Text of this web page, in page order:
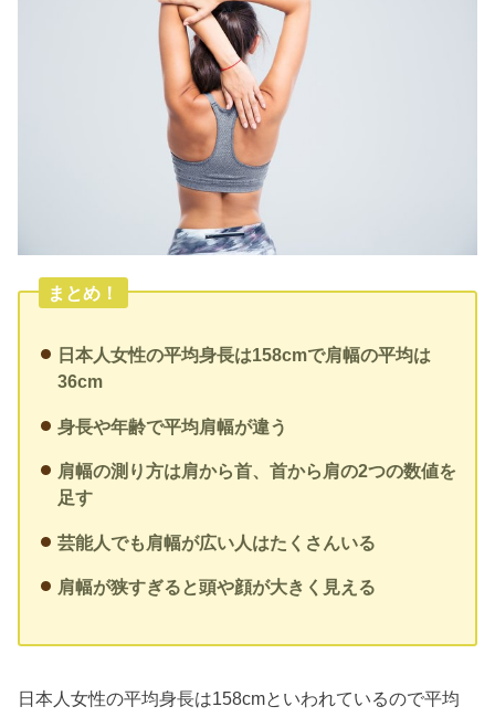
まとめ！
日本人女性の平均身長は158cmで肩幅の平均は
36cm
身長や年齢で平均肩幅が違う
肩幅の測り方は肩から首、首から肩の2つの数値を
足す
芸能人でも肩幅が広い人はたくさんいる
肩幅が狭すぎると頭や顔が大きく見える
日本人女性の平均身長は158cmといわれているので平均